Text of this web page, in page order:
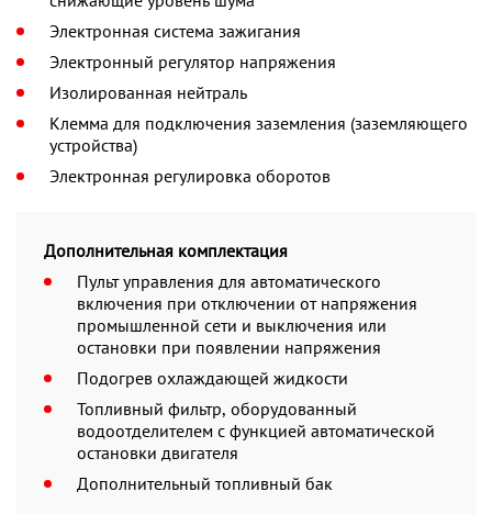
Электронная система зажигания
Электронный регулятор напряжения
Изолированная нейтраль
Клемма для подключения заземления (заземляющего
устройства)
Электронная регулировка оборотов
Дополнительная комплектация
Пульт управления для автоматического
включения при отключении от напряжения
промышленной сети и выключения или
остановки при появлении напряжения
Подогрев охлаждающей жидкости
Топливный фильтр, оборудованный
водоотделителем с функцией автоматической
остановки двигателя
Дополнительный топливный бак